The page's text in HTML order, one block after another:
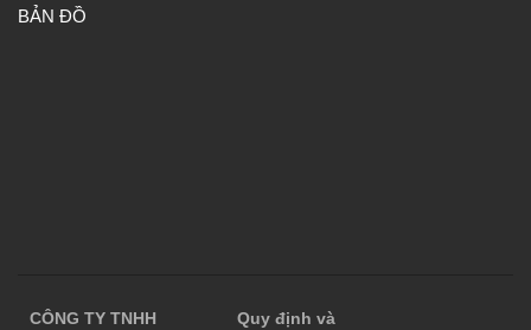
BẢN ĐỒ
CÔNG TY TNHH
Quy định và